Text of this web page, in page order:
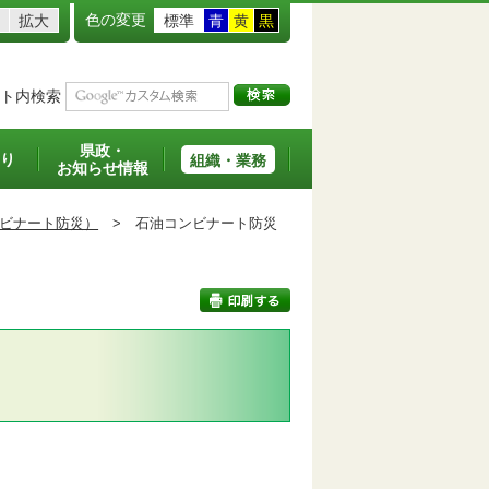
拡大 色の変更 標準 青 黄 黒
内検索
県政・
お知らせ情報
組織・業務
ナート防災） > 石油コンビナート防災